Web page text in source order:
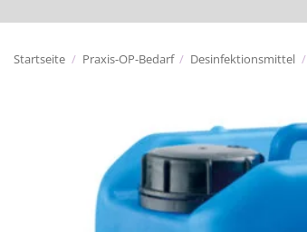
Startseite / Praxis-OP-Bedarf / Desinfektionsmittel /